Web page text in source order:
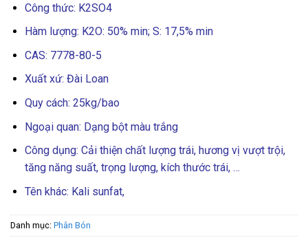
Công thức: K2SO4
Hàm lượng: K2O: 50% min; S: 17,5% min
CAS: 7778-80-5
Xuất xứ: Đài Loan
Quy cách: 25kg/bao
Ngoại quan: Dạng bột màu trắng
Công dụng: Cải thiện chất lượng trái, hương vị vượt trội,
tăng năng suất, trọng lượng, kích thước trái, …
Tên khác: Kali sunfat,
Danh mục: Phân Bón